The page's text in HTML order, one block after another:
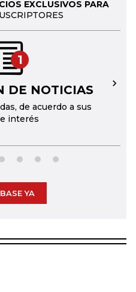
EXCLUSIVOS PARA
1
DE NOTICIAS
de acuerdo a sus
interés
→
YA